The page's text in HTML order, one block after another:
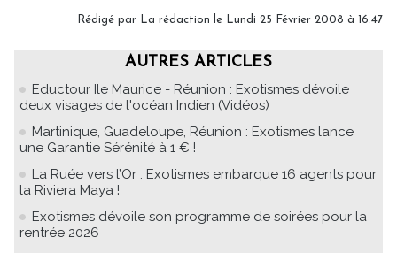
Rédigé par La rédaction le Lundi 25 Février 2008 à 16:47
AUTRES ARTICLES
Eductour Ile Maurice - Réunion : Exotismes dévoile
deux visages de l'océan Indien (Vidéos)
Martinique, Guadeloupe, Réunion : Exotismes lance
une Garantie Sérénité à 1 € !
La Ruée vers l’Or : Exotismes embarque 16 agents pour
la Riviera Maya !
Exotismes dévoile son programme de soirées pour la
rentrée 2026